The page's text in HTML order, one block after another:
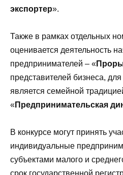
экспортер».
Также в рамках отдельных
оценивается деятельность
предпринимателей – «
представителей бизнеса,
является семейной
«Предпринимательская
В конкурсе могут принять
индивидуальные
субъектами малого и
срок государственной